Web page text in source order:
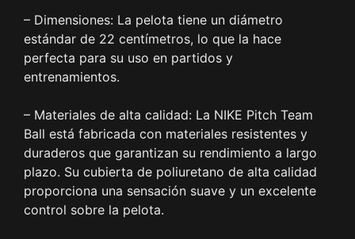
– Dimensiones: La pelota tiene un diámetro
estándar de 22 centímetros, lo que la hace
perfecta para su uso en partidos y
entrenamientos.
– Materiales de alta calidad: La NIKE Pitch Team
Ball está fabricada con materiales resistentes y
duraderos que garantizan su rendimiento a largo
plazo. Su cubierta de poliuretano de alta calidad
proporciona una sensación suave y un excelente
control sobre la pelota.